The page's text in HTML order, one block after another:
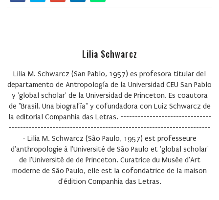
Lilia Schwarcz
Lilia M. Schwarcz (San Pablo, 1957) es profesora titular del
departamento de Antropología de la Universidad CEU San Pablo
y 'global scholar' de la Universidad de Princeton. Es coautora
de "Brasil. Una biografía" y cofundadora con Luiz Schwarcz de
la editorial Companhia das Letras. -------------------------------
---------------------------------------------------------------------
- Lilia M. Schwarcz (São Paulo, 1957) est professeure
d'anthropologie à l'Université de São Paulo et 'global scholar'
de l'Université de de Princeton. Curatrice du Musée d'Art
moderne de São Paulo, elle est la cofondatrice de la maison
d'édition Companhia das Letras.